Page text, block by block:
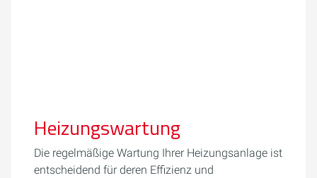
Heizungswartung
Die regelmäßige Wartung Ihrer Heizungsanlage ist
entscheidend für deren Effizienz und